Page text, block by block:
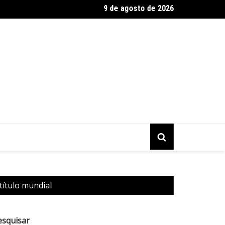
Nacional homenageia Dia Internacional dos Povos Indígenas
9 de agosto de 2026
mundial